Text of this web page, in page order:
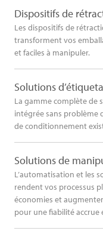
Dispositifs de
Les dispositifs de
transforment vos
et faciles à manipuler.
Solutions
La gamme complète de
intégrée sans problème
de conditionnement
Solutions de
L’automatisation et les
rendent vos processus
économies et
pour une fiabilité